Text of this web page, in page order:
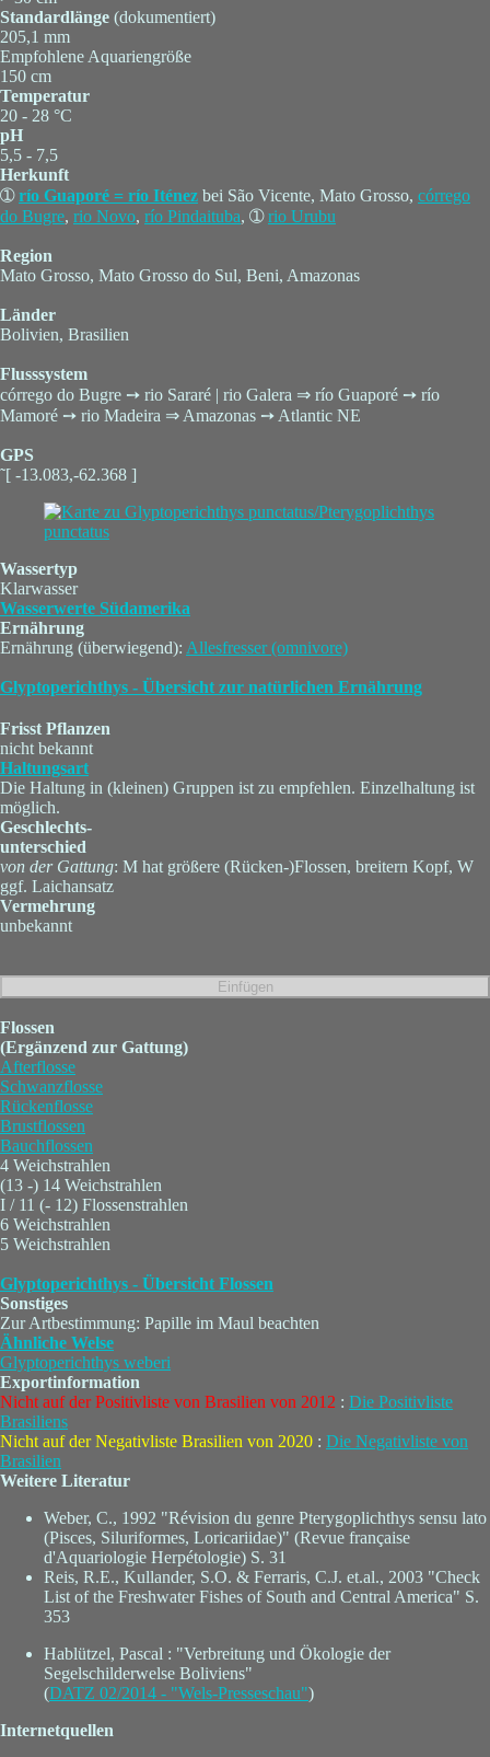
Standardlänge (dokumentiert)
205,1 mm
Empfohlene Aquariengröße
150 cm
Temperatur
20 - 28 °C
pH
5,5 - 7,5
Herkunft
➀río Guaporé = río Iténez bei São Vicente, Mato Grosso, córrego
do Bugre, rio Novo, río Pindaituba, ➀rio Urubu
Region
Mato Grosso, Mato Grosso do Sul, Beni, Amazonas
Länder
Bolivien, Brasilien
Flusssystem
córrego do Bugre ➙ rio Sararé | rio Galera ⇒ río Guaporé ➙ río
Mamoré ➙ rio Madeira ⇒ Amazonas ➙ Atlantic NE
GPS
˜[ -13.083,-62.368 ]
Wassertyp
Klarwasser
Wasserwerte Südamerika
Ernährung
Ernährung (überwiegend): Allesfresser (omnivore)
Glyptoperichthys - Übersicht zur natürlichen Ernährung
Frisst Pflanzen
nicht bekannt
Haltungsart
Die Haltung in (kleinen) Gruppen ist zu empfehlen. Einzelhaltung ist
möglich.
Geschlechts-
unterschied
von der Gattung: M hat größere (Rücken-)Flossen, breitern Kopf, W
ggf. Laichansatz
Vermehrung
unbekannt
Flossen
(Ergänzend zur Gattung)
Afterflosse
Schwanzflosse
Rückenflosse
Brustflossen
Bauchflossen
4 Weichstrahlen
(13 -) 14 Weichstrahlen
I / 11 (- 12) Flossenstrahlen
6 Weichstrahlen
5 Weichstrahlen
Glyptoperichthys - Übersicht Flossen
Sonstiges
Zur Artbestimmung: Papille im Maul beachten
Ähnliche Welse
Glyptoperichthys weberi
Exportinformation
Nicht auf der Positivliste von Brasilien von 2012 : Die Positivliste
Brasiliens
Nicht auf der Negativliste Brasilien von 2020 : Die Negativliste von
Brasilien
Weitere Literatur
Weber, C., 1992 "Révision du genre Pterygoplichthys sensu lato
(Pisces, Siluriformes, Loricariidae)" (Revue française
d'Aquariologie Herpétologie) S. 31
Reis, R.E., Kullander, S.O. & Ferraris, C.J. et.al., 2003 "Check
List of the Freshwater Fishes of South and Central America" S.
353
Hablützel, Pascal : "Verbreitung und Ökologie der
Segelschilderwelse Boliviens"
(DATZ 02/2014 - "Wels-Presseschau")
Internetquellen